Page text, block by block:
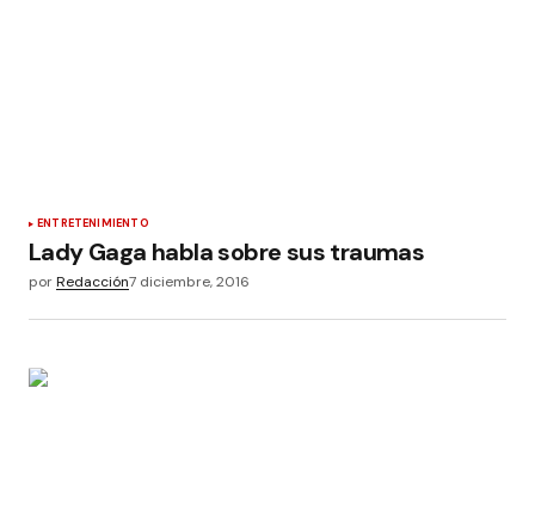
ENTRETENIMIENTO
Lady Gaga habla sobre sus traumas
porRedacción7 diciembre, 2016